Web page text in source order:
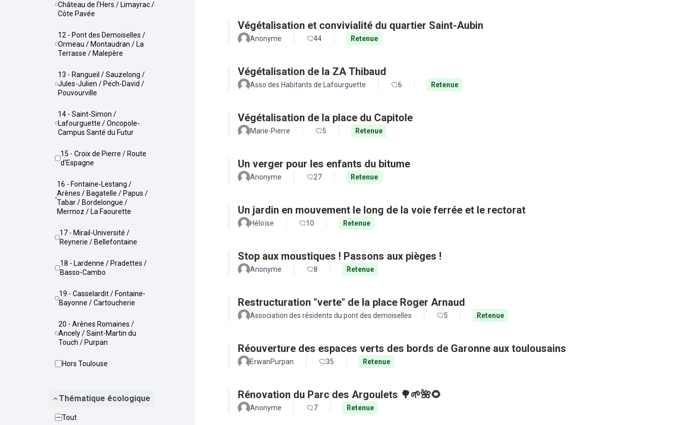
Château de l'Hers / Limayrac /
Côte Pavée
12 - Pont des Demoiselles /
Ormeau / Montaudran / La
Terrasse / Malepère
13 - Rangueil / Sauzelong /
Jules-Julien / Pech-David /
Pouvourville
14 - Saint-Simon /
Lafourguette / Oncopole-
Campus Santé du Futur
15 - Croix de Pierre / Route
d'Espagne
16 - Fontaine-Lestang /
Arènes / Bagatelle / Papus /
Tabar / Bordelongue /
Mermoz / La Faourette
17 - Mirail-Université /
Reynerie / Bellefontaine
18 - Lardenne / Pradettes /
Basso-Cambo
19 - Casselardit / Fontaine-
Bayonne / Cartoucherie
20 - Arènes Romaines /
Ancely / Saint-Martin du
Touch / Purpan
Hors Toulouse
Thématique écologique
Tout
Végétalisation et convivialité du quartier Saint-Aubin
Anonyme 44 Retenue
Végétalisation de la ZA Thibaud
Asso des Habitants de Lafourguette 6 Retenue
Végétalisation de la place du Capitole
Marie-Pierre 5 Retenue
Un verger pour les enfants du bitume
Anonyme 27 Retenue
Un jardin en mouvement le long de la voie ferrée et le rectorat
Héloïse 10 Retenue
Stop aux moustiques ! Passons aux pièges !
Anonyme 8 Retenue
Restructuration "verte" de la place Roger Arnaud
Association des résidents du pont des demoiselles 5 Retenue
Réouverture des espaces verts des bords de Garonne aux toulousains
ErwanPurpan 35 Retenue
Rénovation du Parc des Argoulets 🌳🌱🌺🌻
Anonyme 7 Retenue